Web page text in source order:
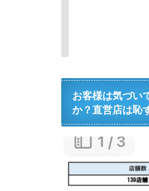
お客様は気づい
か？直営店は恥